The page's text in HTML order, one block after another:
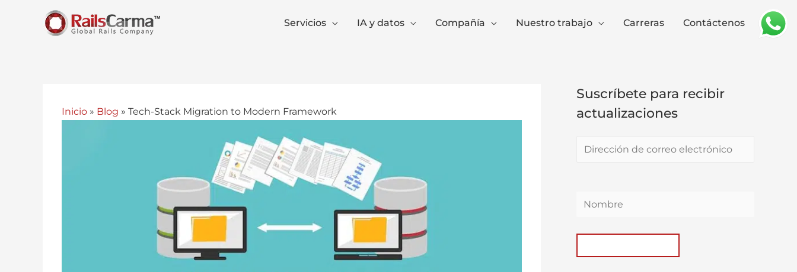
Servicios IA y datos Compañía Nuestro trabajo Carreras Contáctenos
Inicio » Blog » Tech-Stack Migration to Modern Framework
Suscríbete para recibir
actualizaciones